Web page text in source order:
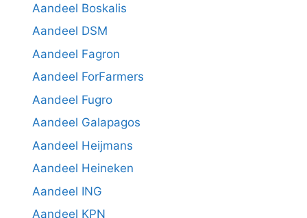
Aandeel Boskalis
Aandeel DSM
Aandeel Fagron
Aandeel ForFarmers
Aandeel Fugro
Aandeel Galapagos
Aandeel Heijmans
Aandeel Heineken
Aandeel ING
Aandeel KPN